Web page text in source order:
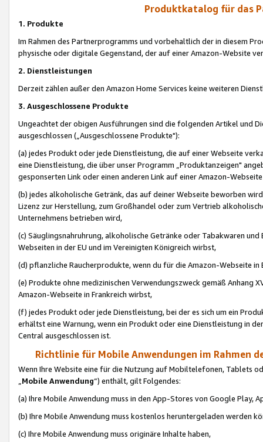
Produktkatalog für das
1. Produkte
Im Rahmen des Partnerprogramms und vorbehaltlich der in diesem
physische oder digitale Gegenstand, der auf einer Amazon-Website
2. Dienstleistungen
Derzeit zählen außer den Amazon Home Services keine weiteren
3. Ausgeschlossene Produkte
Ungeachtet der obigen Ausführungen sind die folgenden Artikel und
ausgeschlossen („Ausgeschlossene Produkte"):
(a) jedes Produkt oder jede Dienstleistung, die auf einer Webseite
eine Dienstleistung, die über unser Programm „Produktanzeigen"
gesponserten Link oder einen anderen Link auf einer Amazon-
(b) jedes alkoholische Getränk, das auf deiner Webseite beworben
Lizenz zur Herstellung, zum Großhandel oder zum Vertrieb
Unternehmens betrieben wird,
(c) Säuglingsnahruhrung, alkoholische Getränke oder Tabakwaren
Webseiten in der EU und im Vereinigten Königreich wirbst,
(d) pflanzliche Raucherprodukte, wenn du für die Amazon-Webseite in
(e) Produkte ohne medizinischen Verwendungszweck gemäß Anhang
Amazon-Webseite in Frankreich wirbst,
(f) jedes Produkt oder jede Dienstleistung, bei der es sich um ein
erhältst eine Warnung, wenn ein Produkt oder eine Dienstleistung in
Central ausgeschlossen ist.
Richtlinie für Mobile Anwendungen im Rahmen
Wenn Ihre Website eine für die Nutzung auf Mobiltelefonen, Tablets
„Mobile Anwendung“) enthält, gilt Folgendes:
(a) Ihre Mobile Anwendung muss in den App-Stores von Google Play,
(b) Ihre Mobile Anwendung muss kostenlos heruntergeladen werden
(c) Ihre Mobile Anwendung muss originäre Inhalte haben,